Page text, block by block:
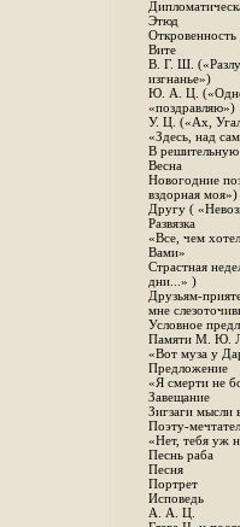
Этюд
Откровенность
Вите
B. Г. Ш.
изгнанье»)
Ю. А. Ц.
«поздравляю»)
У. Ц. («Ах,
«Здесь, над
В
Весна
Новогодние
вздорная моя»)
Другу (
Развязка
«Все, чем
Вами»
Страстная
дни...» )
Друзьям-
мне
Условное
Памяти М. Ю.
«Вот муза у
Предложение
«Я смерти не
Завещание
Зигзаги мысли
Поэту-
«Нет, тебя уж
Песнь раба
Песня
Портрет
Исповедь
А. А. Ц.